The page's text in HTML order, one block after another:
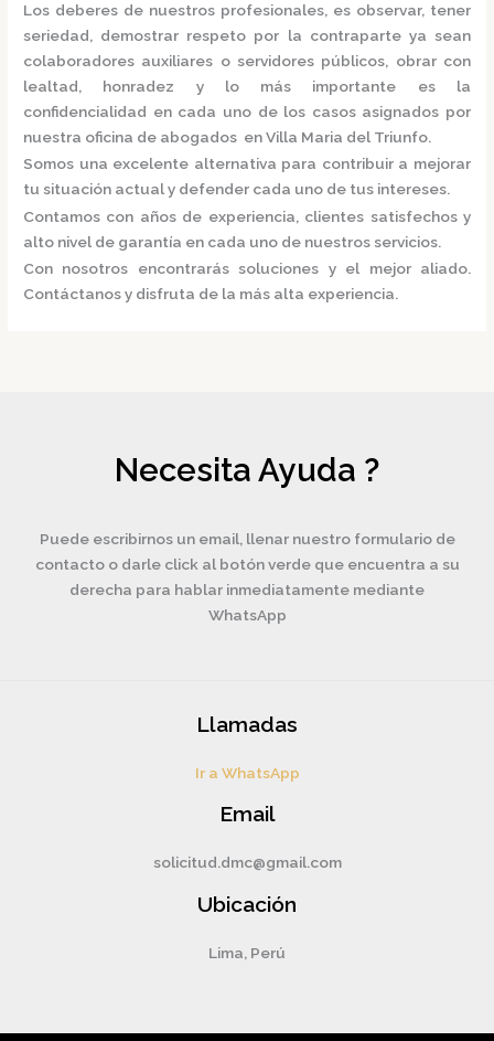
Los deberes de nuestros profesionales, es observar, tener
seriedad, demostrar respeto por la contraparte ya sean
colaboradores auxiliares o servidores públicos, obrar con
lealtad, honradez y lo más importante es la
confidencialidad en cada uno de los casos asignados por
nuestra oficina de abogados en Villa Maria del Triunfo.
Somos una excelente alternativa para contribuir a mejorar
tu situación actual y defender cada uno de tus intereses.
Contamos con años de experiencia, clientes satisfechos y
alto nivel de garantía en cada uno de nuestros servicios.
Con nosotros encontrarás soluciones y el mejor aliado.
Contáctanos y disfruta de la más alta experiencia.
Necesita Ayuda ?
Puede escribirnos un email, llenar nuestro formulario de
contacto o darle click al botón verde que encuentra a su
derecha para hablar inmediatamente mediante
WhatsApp
Llamadas
Ir a WhatsApp
Email
solicitud.dmc@gmail.com
Ubicación
Lima, Perú